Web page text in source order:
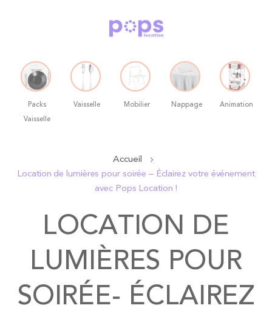
Packs
Vaisselle
Vaisselle Mobilier Nappage Animation
au
Accueil
Location de lumières pour soirée – Éclairez votre événement
avec Pops Location !
LOCATION DE
LUMIÈRES POUR
SOIRÉE- ÉCLAIREZ